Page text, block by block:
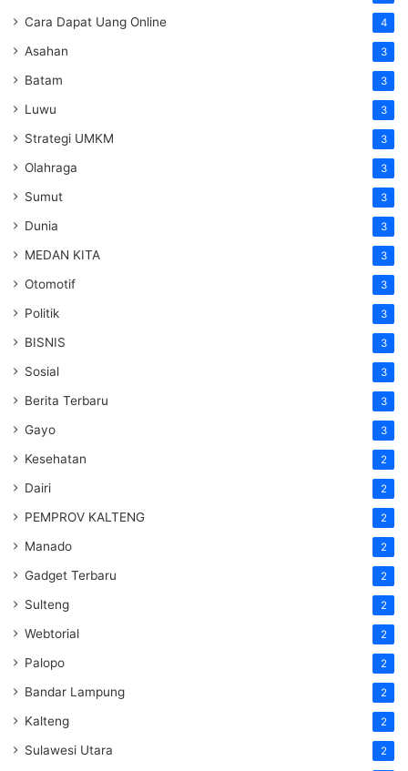
Cara Dapat Uang Online 4
Asahan 3
Batam 3
Luwu 3
Strategi UMKM 3
Olahraga 3
Sumut 3
Dunia 3
MEDAN KITA 3
Otomotif 3
Politik 3
BISNIS 3
Sosial 3
Berita Terbaru 3
Gayo 3
Kesehatan 2
Dairi 2
PEMPROV KALTENG 2
Manado 2
Gadget Terbaru 2
Sulteng 2
Webtorial 2
Palopo 2
Bandar Lampung 2
Kalteng 2
Sulawesi Utara 2